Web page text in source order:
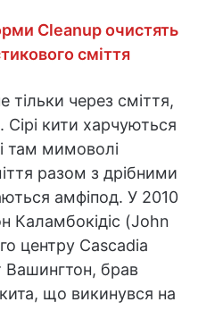
Cleanup очистять
сміття
тільки через сміття,
Сірі кити харчуються
там мимоволі
разом з дрібними
амфіпод. У 2010
Каламбокідіс (John
центру Cascadia
Вашингтон, брав
що викинувся на